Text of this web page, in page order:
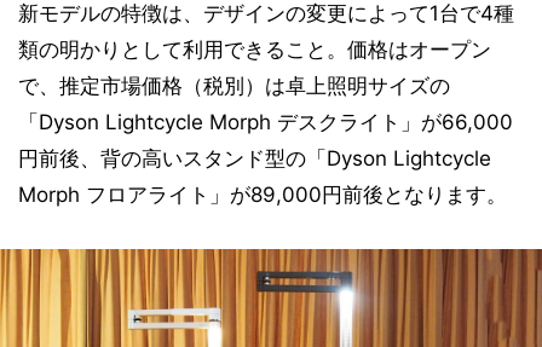
新モデルの特徴は、デザインの変更によって1台で4種
類の明かりとして利用できること。価格はオープン
で、推定市場価格（税別）は卓上照明サイズの
「Dyson Lightcycle Morph デスクライト」が66,000
円前後、背の高いスタンド型の「Dyson Lightcycle
Morph フロアライト」が89,000円前後となります。